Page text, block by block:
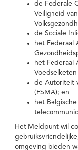
de Federale
Veiligheid
de Sociale
het Federaal
het Federaal
Voedselketen
de Autoriteit
(FSMA); en
het
Het Meldpunt wil
omgeving bieden